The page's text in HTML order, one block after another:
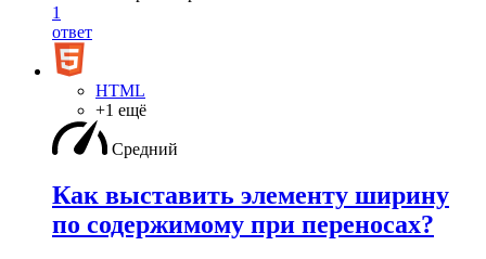
1
ответ
HTML
+1 ещё
Средний
Как выставить элементу ширину
по содержимому при переносах?